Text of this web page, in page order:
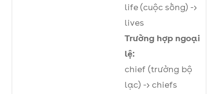
ly) ->
box (hộp) -
Nếu danh từ kết thúc bằng -y
city (thành
life (cuộc sống) ->
lives
Trường hợp ngoại
lệ:
chief (trưởng bộ
lạc) -> chiefs